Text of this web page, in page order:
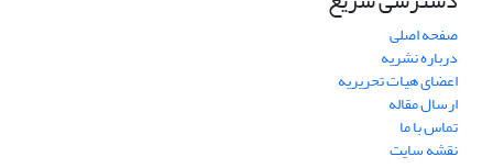
صفحه اصلی
درباره نشریه
اعضای هیات تحریریه
ارسال مقاله
تماس با ما
نقشه سایت